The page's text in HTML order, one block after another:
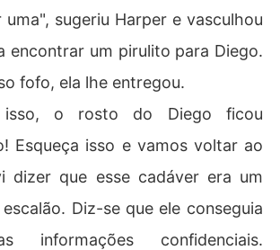
sugeriu Harper e vasculhou
encontrar um pirulito para Diego.
fofo, ela lhe entregou.
isso, o rosto do Diego ficou
Esqueça isso e vamos voltar ao
dizer que esse cadáver era um
Diz-se que ele conseguia
informações confidenciais.